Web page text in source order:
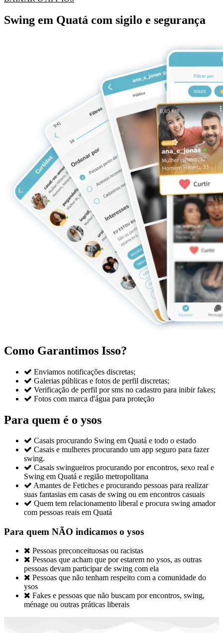
Swing em Quatá com sigilo e segurança
Como Garantimos Isso?
 Enviamos notificações discretas;
 Galerias públicas e fotos de perfil discretas;
 Verificação de perfil por sms no cadastro para inibir fakes;
 Fotos com marca d'água para proteção
Para quem é o ysos
 Casais procurando Swing em Quatá e todo o estado
 Casais e mulheres procurando um app seguro para fazer
swing.
 Casais swingueiros procurando por encontros, sexo real e
Swing em Quatá e região metropolitana
 Amantes de Fetiches e procurando pessoas para realizar
suas fantasias em casas de swing ou em encontros casuais
 Quem tem relacionamento liberal e procura swing amador
com pessoas reais em Quatá
Para quem NÃO indicamos o ysos
 Pessoas preconceituosas ou racistas
 Pessoas que acham que por estarem no ysos, as outras
pessoas devam participar de swing com ela
 Pessoas que não tenham respeito com a comunidade do
ysos
 Fakes e pessoas que não buscam por encontros, swing,
ménage ou outras práticas liberais